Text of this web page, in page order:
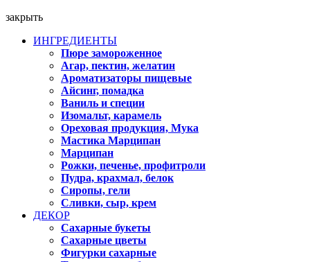
закрыть
ИНГРЕДИЕНТЫ
Пюре замороженное
Агар, пектин, желатин
Ароматизаторы пищевые
Айсинг, помадка
Ваниль и специи
Изомальт, карамель
Ореховая продукция, Мука
Мастика Марципан
Марципан
Рожки, печенье, профитроли
Пудра, крахмал, белок
Сиропы, гели
Сливки, сыр, крем
ДЕКОР
Сахарные букеты
Сахарные цветы
Фигурки сахарные